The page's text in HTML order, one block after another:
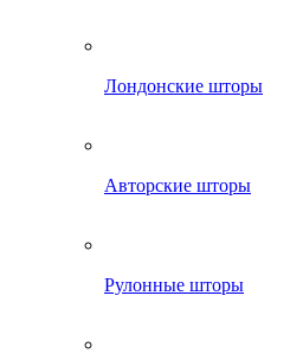
Лондонские шторы
Авторские шторы
Рулонные шторы